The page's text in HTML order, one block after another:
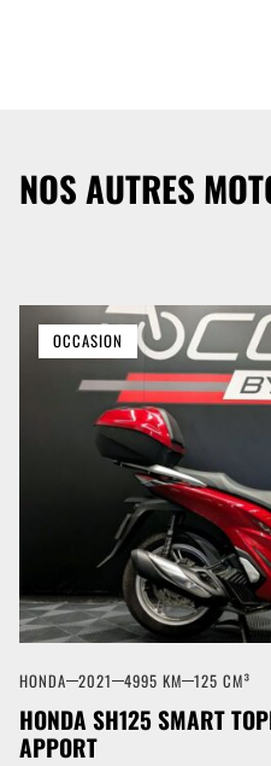
NOS AUTRES
OCCASION
HONDA 2021 4995 KM 125 CM³
HONDA SH125 SMART
APPORT